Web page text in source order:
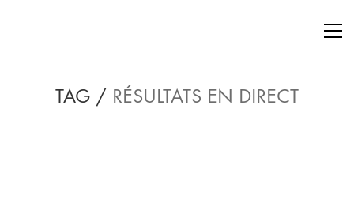
TAG / RÉSULTATS EN DIRECT